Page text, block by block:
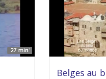
27 min'
Belges au